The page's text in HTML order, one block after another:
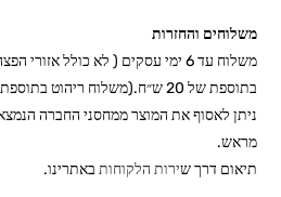
משלוחים והחזרות
משלוח עד 6 ימי עסקים ( לא כולל
בתוספת של 20 ש״ח.(משלוח ריהוט בתוספת 150 ש"ח)
ניתן לאסוף את המוצר ממחסני החברה
מראש.
תיאום דרך שירות הלקוחות באתרינו.